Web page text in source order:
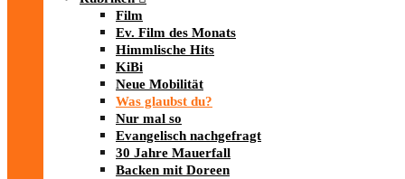
Film
Ev. Film des Monats
Himmlische Hits
KiBi
Neue Mobilität
Was glaubst du?
Nur mal so
Evangelisch nachgefragt
30 Jahre Mauerfall
Backen mit Doreen